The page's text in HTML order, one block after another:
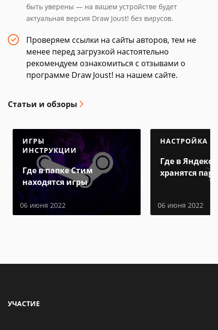
быть уверены — на вашем устройстве будет
актуальная версия Draw Joust! без вирусов.
Проверяем ссылки на сайты авторов, тем не
менее перед загрузкой настоятельно
рекомендуем ознакомиться с отзывами о
программе Draw Joust! на нашем сайте.
Статьи и обзоры
ИГРЫ
ИНСТРУКЦИИ
Где в папке Стим
находятся игры
06 июня 2022
НАСТРОЙКА
Где в Яндекс
хранятся
06 июня 2022
УЧАСТИЕ